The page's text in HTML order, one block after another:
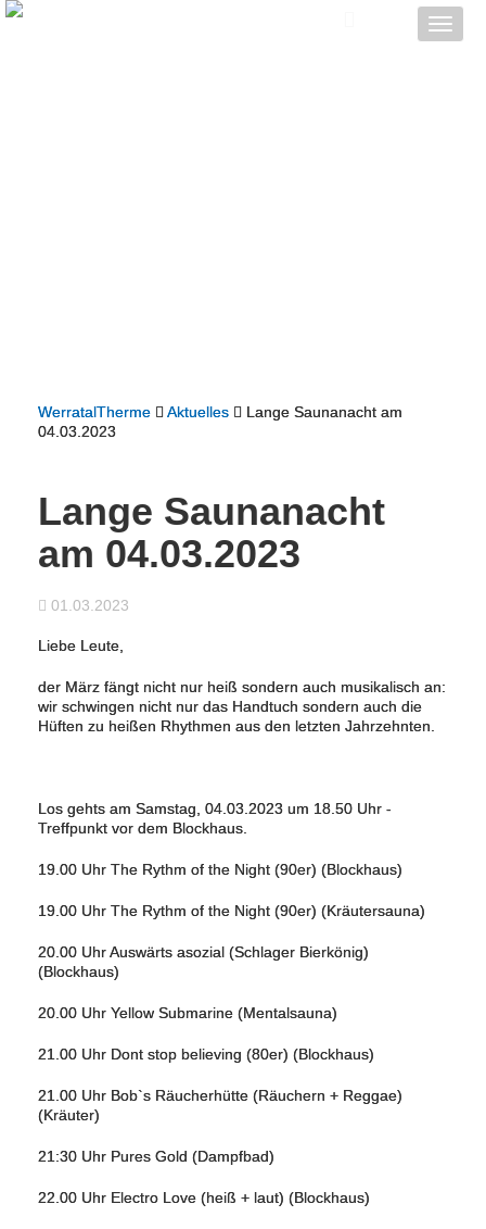
Toggle
WerratalTherme Aktuelles
Lange Saunanacht am
04.03.2023
Lange Saunanacht
am 04.03.2023
01.03.2023
Liebe Leute,
der März fängt nicht nur heiß sondern auch musikalisch an:
wir schwingen nicht nur das Handtuch sondern auch die
Hüften zu heißen Rhythmen aus den letzten Jahrzehnten.
Los gehts am Samstag, 04.03.2023 um 18.50 Uhr -
Treffpunkt vor dem Blockhaus.
19.00 Uhr The Rythm of the Night (90er) (Blockhaus)
19.00 Uhr The Rythm of the Night (90er) (Kräutersauna)
20.00 Uhr Auswärts asozial (Schlager Bierkönig)
(Blockhaus)
20.00 Uhr Yellow Submarine (Mentalsauna)
21.00 Uhr Dont stop believing (80er) (Blockhaus)
21.00 Uhr Bob`s Räucherhütte (Räuchern + Reggae)
(Kräuter)
21:30 Uhr Pures Gold (Dampfbad)
22.00 Uhr Electro Love (heiß + laut) (Blockhaus)